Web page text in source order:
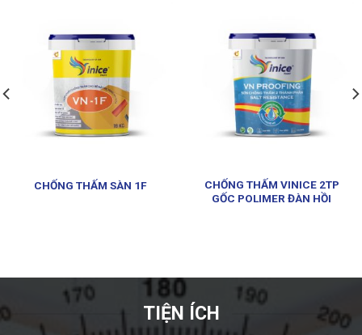
CHỐNG THẤM SÀN 1F
CHỐNG THẤM VINICE 2TP
GỐC POLIMER ĐÀN HỒI
TIỆN ÍCH